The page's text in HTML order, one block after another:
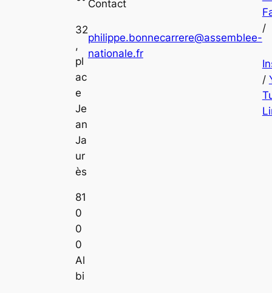
32
,
pl
ac
e
Je
an
Ja
ur
ès
81
0
0
0
Al
bi
Contact
philippe.bonnecarrere@assemblee-
nationale.fr
/
/